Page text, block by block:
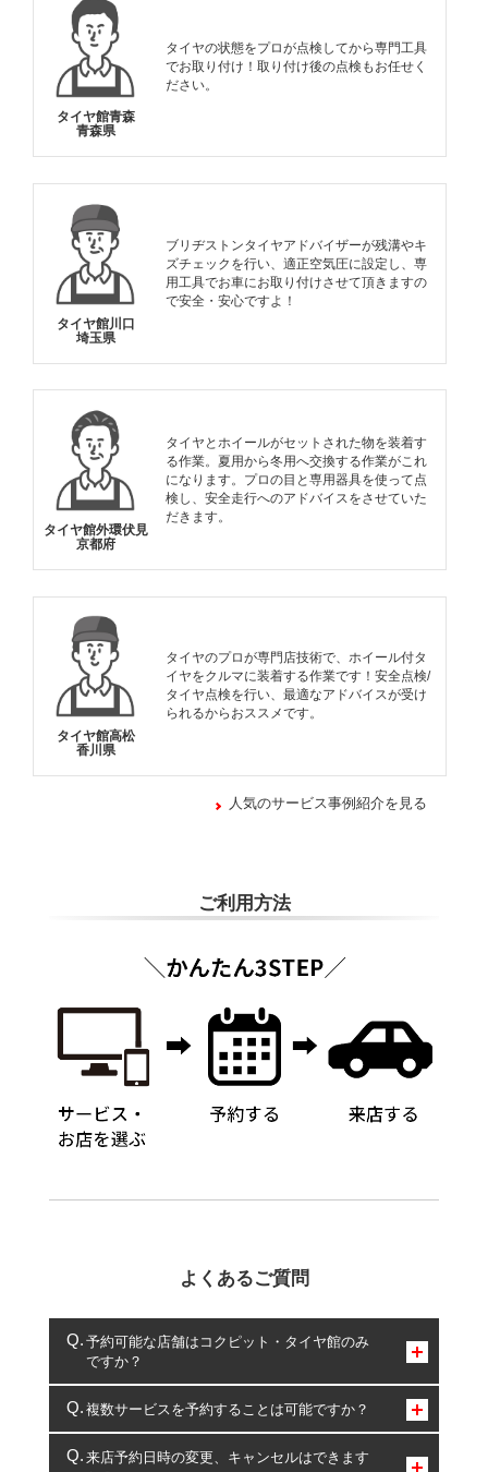
タイヤ館青森
青森県
タイヤの状態をプロが点検してから専門工具
でお取り付け！取り付け後の点検もお任せく
ださい。
タイヤ館川口
埼玉県
ブリヂストンタイヤアドバイザーが残溝やキ
ズチェックを行い、適正空気圧に設定し、専
用工具でお車にお取り付けさせて頂きますの
で安全・安心ですよ！
タイヤ館外環伏見
京都府
タイヤとホイールがセットされた物を装着す
る作業。夏用から冬用へ交換する作業がこれ
になります。プロの目と専用器具を使って点
検し、安全走行へのアドバイスをさせていた
だきます。
タイヤ館高松
香川県
タイヤのプロが専門店技術で、ホイール付タ
イヤをクルマに装着する作業です！安全点検/
タイヤ点検を行い、最適なアドバイスが受け
られるからおススメです。
人気のサービス事例紹介を見る
ご利用方法
よくあるご質問
予約可能な店舗はコクピット・タイヤ館のみ
ですか？
コクピット・タイヤ館のみとなります。
複数サービスを予約することは可能ですか？
複数サービスのご予約は可能です。
来店予約日時の変更、キャンセルはできます